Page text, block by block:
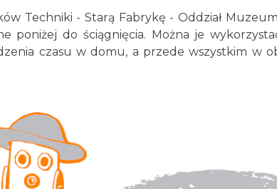
Techniki - Starą Fabrykę - Oddział
poniżej do ściągnięcia. Można je
czasu w domu, a przede wszystkim w